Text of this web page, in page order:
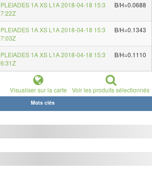
PLEIADES 1A XS L1A 2018-04-18 15:3
7:22Z
B/H=0.0688
PLEIADES 1A XS L1A 2018-04-18 15:3
7:03Z
B/H=0.1343
PLEIADES 1A XS L1A 2018-04-18 15:3
6:31Z
B/H=0.1110
Visualiser sur la carte Voir les produits sélectionnés
Mots clés